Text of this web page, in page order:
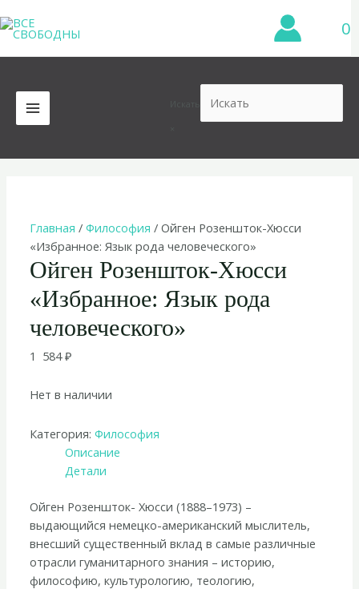
к
содержимому
0
MAIN
MENU
Главная /Философия / Ойген Розеншток-Хюсси
«Избранное: Язык рода человеческого»
Ойген Розеншток-Хюсси
«Избранное: Язык рода
человеческого»
1 584₽
Нет в наличии
Категория:Философия
Описание
Детали
Ойген Розеншток- Хюсси (1888–1973) –
выдающийся немецко-американский мыслитель,
внесший существенный вклад в самые различные
отрасли гуманитарного знания – историю,
философию, культурологию, теологию,